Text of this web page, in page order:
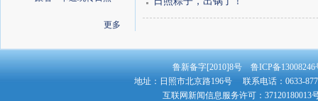
更多
鲁新备字[2010]8号 鲁ICP备
地址：日照市北京路196号 联系电话：0633-
互联网新闻信息服务许可：